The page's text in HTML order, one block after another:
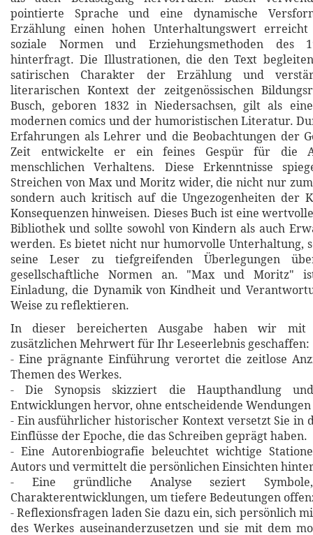
pointierte Sprache und eine dynamische
Erzählung einen hohen Unterhaltungswert
soziale Normen und Erziehungsmethoden des
hinterfragt. Die Illustrationen, die den Text
satirischen Charakter der Erzählung und
literarischen Kontext der zeitgenössischen
Busch, geboren 1832 in Niedersachsen, gilt als
modernen comics und der humoristischen Literatur.
Erfahrungen als Lehrer und die Beobachtungen der
Zeit entwickelte er ein feines Gespür für die
menschlichen Verhaltens. Diese Erkenntnisse
Streichen von Max und Moritz wider, die nicht nur
sondern auch kritisch auf die Ungezogenheiten der
Konsequenzen hinweisen. Dieses Buch ist eine
Bibliothek und sollte sowohl von Kindern als auch
werden. Es bietet nicht nur humorvolle Unterhaltung,
seine Leser zu tiefgreifenden Überlegungen
gesellschaftliche Normen an. "Max und Moritz"
Einladung, die Dynamik von Kindheit und
Weise zu reflektieren.
In dieser bereicherten Ausgabe haben wir mit
zusätzlichen Mehrwert für Ihr Leseerlebnis geschaffen:
- Eine prägnante Einführung verortet die zeitlose
Themen des Werkes.
- Die Synopsis skizziert die Haupthandlung
Entwicklungen hervor, ohne entscheidende
- Ein ausführlicher historischer Kontext versetzt Sie in
Einflüsse der Epoche, die das Schreiben geprägt haben.
- Eine Autorenbiografie beleuchtet wichtige
Autors und vermittelt die persönlichen Einsichten
- Eine gründliche Analyse seziert
Charakterentwicklungen, um tiefere Bedeutungen
- Reflexionsfragen laden Sie dazu ein, sich persönlich
des Werkes auseinanderzusetzen und sie mit dem